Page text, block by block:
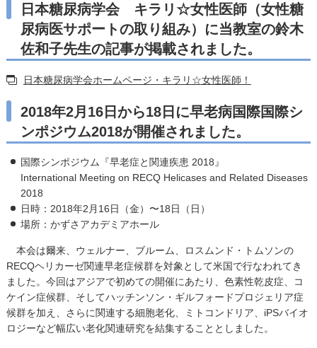
日本糖尿病学会 キラリ☆女性医師（女性糖
尿病医サポートの取り組み）に当教室の鈴木
佐和子先生の記事が掲載されました。
日本糖尿病学会ホームページ・キラリ☆女性医師！
2018年2月16日から18日に早老病国際国際シ
ンポジウム2018が開催されました。
国際シンポジウム『早老症と関連疾患 2018』
International Meeting on RECQ Helicases and Related Diseases
2018
日時：2018年2月16日（金）〜18日（日）
場所：かずさアカデミアホール
本会は爾来、ウェルナー、ブルーム、ロスムンド・トムソンの
RECQヘリカーゼ関連早老症候群を対象として米国で行なわれてき
ました。今回はアジアで初めての開催にあたり、色素性乾皮症、コ
ケイン症候群、そしてハッチンソン・ギルフォードプロジェリア症
候群を加え、さらに関連する細胞老化、ミトコンドリア、iPSバイオ
ロジーなど幅広い老化関連研究を結集することとしました。